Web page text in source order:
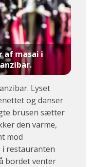
af masai i
Lyset
og danser
brusen sætter
den varme,
mod
i restauranten
bordet venter